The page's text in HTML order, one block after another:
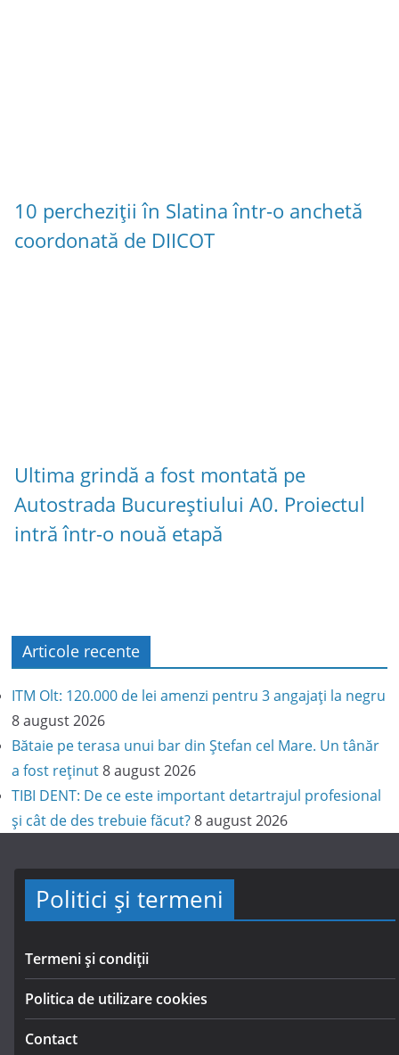
10 percheziții în Slatina într-o anchetă
coordonată de DIICOT
Ultima grindă a fost montată pe
Autostrada Bucureștiului A0. Proiectul
intră într-o nouă etapă
Articole recente
ITM Olt: 120.000 de lei amenzi pentru 3 angajați la negru
8 august 2026
Bătaie pe terasa unui bar din Ștefan cel Mare. Un tânăr
a fost reținut 8 august 2026
TIBI DENT: De ce este important detartrajul profesional
și cât de des trebuie făcut? 8 august 2026
Politici și termeni
Termeni și condiții
Politica de utilizare cookies
Contact